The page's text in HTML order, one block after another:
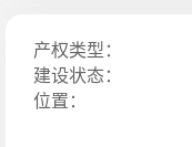
产权类型：
建设状态：
位置：